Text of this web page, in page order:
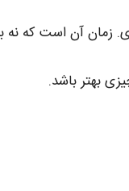
زمان آن است که نه
بهتر باشد.